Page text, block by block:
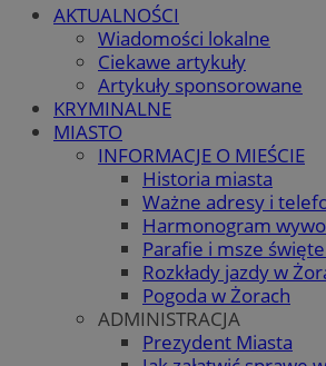
AKTUALNOŚCI
Wiadomości lokalne
Ciekawe artykuły
Artykuły sponsorowane
KRYMINALNE
MIASTO
INFORMACJE O MIEŚCIE
Historia miasta
Ważne adresy i
Harmonogram
Parafie i msze
Rozkłady jazdy w
Pogoda w Żorach
ADMINISTRACJA
Prezydent Miasta